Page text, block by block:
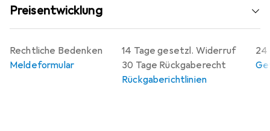
Eigenschaften machen den Blindstopfen zu einer
wertvollen Ergänzung für jedes Netzwerk-Setup.
Preisentwicklung
14 Tage gesetzl. Widerruf
30 Tage Rückgaberecht
Rückgaberichtlinien
24
Rechtliche Bedenken
Meldeformular